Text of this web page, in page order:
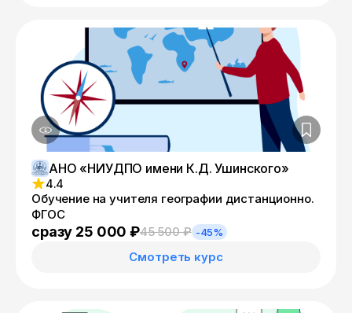
АНО «НИУДПО имени К.Д. Ушинского»
4.4
Обучение на учителя географии дистанционно.
ФГОС
сразу 25 000 ₽45 500 ₽ -45%
Смотреть курс